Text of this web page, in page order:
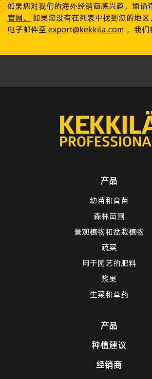
如果您对我们的海外经销商感兴趣，烦请
官网。
如果您没有在列表中找到您的地
电子邮件至 export@kekkila.com ，我们
产品
幼苗和育苗
森林苗圃
景观植物和盆栽植物
蔬菜
用于园艺的肥料
浆果
生菜和草药
产品
种植建议
经销商